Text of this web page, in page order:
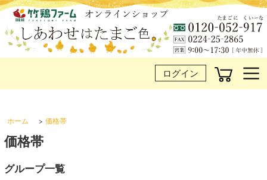
ログイン
ホーム >価格帯
価格帯
グループ一覧